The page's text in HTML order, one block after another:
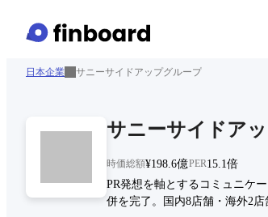
日本企業 サニーサイドアップグループ
サニーサイドア
時価総額¥198.6億PER15.1倍
PR発想を軸とするコミュニケ
併を完了。国内8店舗・海外2店